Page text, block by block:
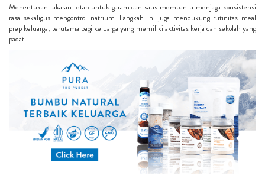
Menentukan takaran tetap untuk garam dan saus membantu menjaga konsistensi
rasa sekaligus mengontrol natrium. Langkah ini juga mendukung rutinitas meal
prep keluarga, terutama bagi keluarga yang memiliki aktivitas kerja dan sekolah yang
padat.